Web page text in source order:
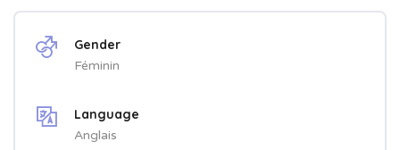
Gender
Féminin
Language
Anglais